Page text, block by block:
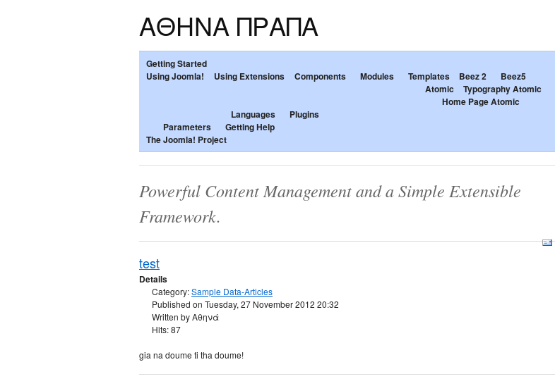
ΑΘΗΝΑ ΠΡΑΠΑ
Getting Started
Using Joomla!
Using Extensions Components Modules Templates Beez 2
Beez5
Atomic
Typography Atomic
Home Page Atomic
Languages
Plugins
Parameters
Getting Help
The Joomla! Project
Powerful Content Management and a Simple Extensible
Framework.
test
Details
Category:Sample Data-Articles
Published on Tuesday, 27 November 2012 20:32
Written by Αθηνά
Hits: 87
gia na doume ti tha doume!